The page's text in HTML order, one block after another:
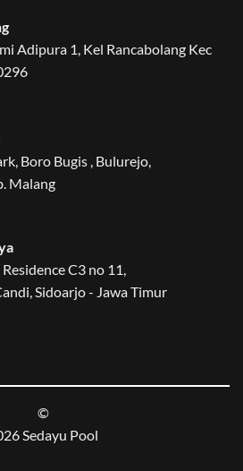
Adipura 1, Kel Rancabolang Kec
Boro Bugis , Bulurejo,
Malang
C3 no 11,
Sidoarjo - Jawa Timur
©
Sedayu Pool